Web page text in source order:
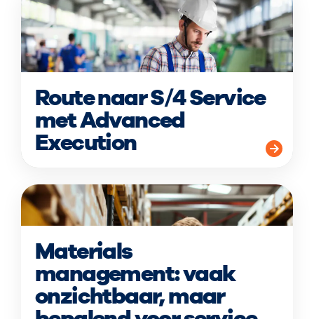
Route naar S/4 Service
met Advanced
Execution
Materials
management: vaak
onzichtbaar, maar